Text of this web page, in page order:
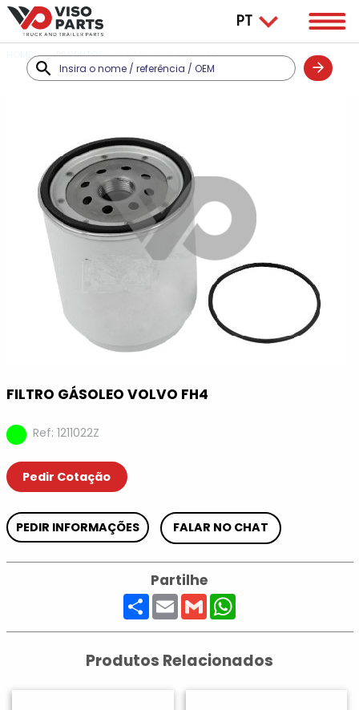
PRODUTOS FILTROS DE GASÓLEO
FILTRO GÁSOLEO VOLVO FH4
Ref: 1211022Z
Pedir Cotação
PEDIR INFORMAÇÕES FALAR NO CHAT
Partilhe
ShareEmailGmail
Produtos Relacionados